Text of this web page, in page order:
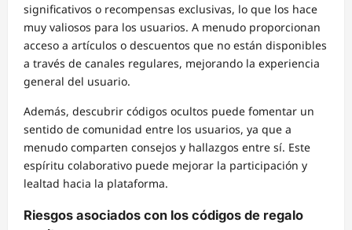
significativos o recompensas exclusivas, lo que los hace
muy valiosos para los usuarios. A menudo proporcionan
acceso a artículos o descuentos que no están disponibles
a través de canales regulares, mejorando la experiencia
general del usuario.
Además, descubrir códigos ocultos puede fomentar un
sentido de comunidad entre los usuarios, ya que a
menudo comparten consejos y hallazgos entre sí. Este
espíritu colaborativo puede mejorar la participación y
lealtad hacia la plataforma.
Riesgos asociados con los códigos de regalo